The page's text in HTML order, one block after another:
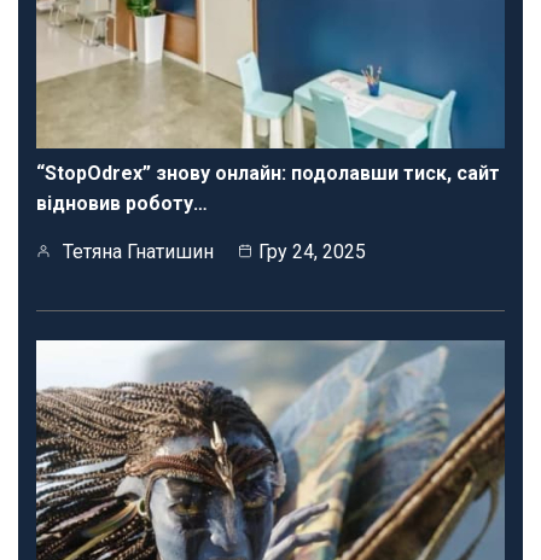
“StopOdrex” знову онлайн: подолавши тиск, сайт
відновив роботу…
Тетяна Гнатишин Гру 24, 2025